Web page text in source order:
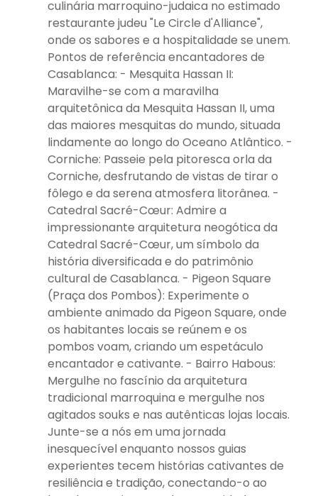
culinária marroquino-judaica no estimado
restaurante judeu "Le Circle d'Alliance",
onde os sabores e a hospitalidade se unem.
Pontos de referência encantadores de
Casablanca: - Mesquita Hassan II:
Maravilhe-se com a maravilha
arquitetônica da Mesquita Hassan II, uma
das maiores mesquitas do mundo, situada
lindamente ao longo do Oceano Atlântico. -
Corniche: Passeie pela pitoresca orla da
Corniche, desfrutando de vistas de tirar o
fôlego e da serena atmosfera litorânea. -
Catedral Sacré-Cœur: Admire a
impressionante arquitetura neogótica da
Catedral Sacré-Cœur, um símbolo da
história diversificada e do patrimônio
cultural de Casablanca. - Pigeon Square
(Praça dos Pombos): Experimente o
ambiente animado da Pigeon Square, onde
os habitantes locais se reúnem e os
pombos voam, criando um espetáculo
encantador e cativante. - Bairro Habous:
Mergulhe no fascínio da arquitetura
tradicional marroquina e mergulhe nos
agitados souks e nas autênticas lojas locais.
Junte-se a nós em uma jornada
inesquecível enquanto nossos guias
experientes tecem histórias cativantes de
resiliência e tradição, conectando-o ao